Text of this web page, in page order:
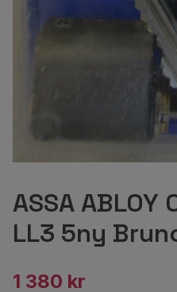
ASSA
LL3 5ny
1 380 kr